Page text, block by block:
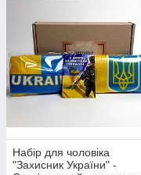
Набір для чоловіка
"Захисник України" -